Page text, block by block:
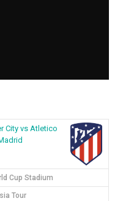
City vs Atletico
Cup Stadium
Tour